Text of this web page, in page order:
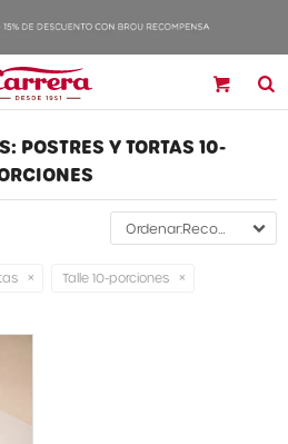
POSTRES Y TORTAS 10-
Recomendados
Talle 10-porciones